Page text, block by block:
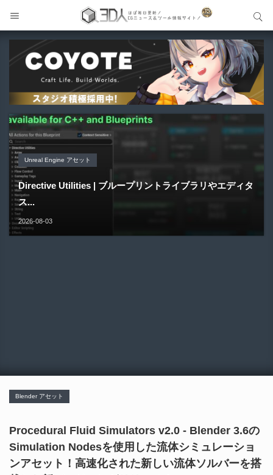
Unreal Engine アセット
Material Parameter Manager | Unreal Engi...
2026-08-07
Unreal Engine アセット
Pipe It | 直感的にパイプ形状を構築出来るUnreal Engine
5...
2026-08-05
Unreal Engine アセット
Directive Utilities | ブループリントライブラリやエディタ
ス...
2026-08-03
Unity 本
Unityエフェクトレシピブック パーツを組み合わせて作れ
る | ktk.kum...
2026-08-03
アセット-Asset
SiroinoSotai | 完全無料＆CC0 で商用利用OKなVRChat
向け...
2026-08-02
Blender アセット
Procedural Fluid Simulators v2.0 - Blender 3.6の
Simulation Nodesを使用した流体シミュレーショ
ンアセット！高速化された新しい流体ソルバーを搭
サイト内検索